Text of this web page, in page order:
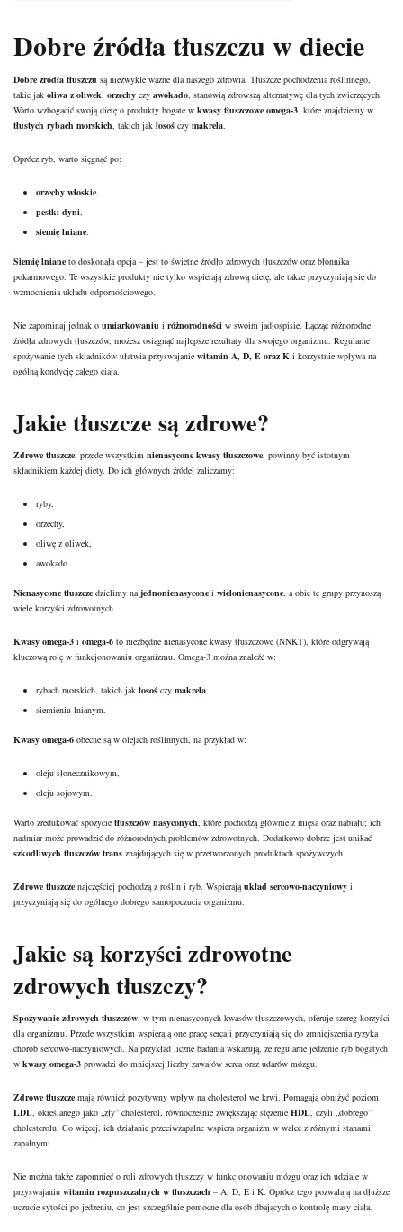
Dobre źródła tłuszczu w diecie
Dobre źródła tłuszczu są niezwykle ważne dla naszego zdrowia. Tłuszcze pochodzenia roślinnego,
takie jak oliwa z oliwek orzechy czy awokado , stanowią zdrowszą alternatywę dla tych zwierzęcych.
Warto wzbogacić swoją dietę o produkty bogate w kwasy tłuszczowe omega-3 , które znajdziemy w
tłustych rybach morskich , takich jak łosoś czy makrela
Oprócz ryb, warto sięgnąć po:
orzechy włoskie
pestki dyni
siemię lniane
Siemię lniane to doskonała opcja – jest to świetne źródło zdrowych tłuszczów oraz błonnika
pokarmowego. Te wszystkie produkty nie tylko wspierają zdrową dietę, ale także przyczyniają się do
wzmocnienia układu odpornościowego.
Nie zapominaj jednak o umiarkowaniu i różnorodności w swoim jadłospisie. Łącząc różnorodne
źródła zdrowych tłuszczów, możesz osiągnąć najlepsze rezultaty dla swojego organizmu. Regularne
spożywanie tych składników ułatwia przyswajanie witamin A, D, E oraz K i korzystnie wpływa na
ogólną kondycję całego ciała.
Jakie tłuszcze są zdrowe?
Zdrowe tłuszcze , przede wszystkim nienasycone kwasy tłuszczowe , powinny być istotnym
składnikiem każdej diety. Do ich głównych źródeł zaliczamy:
ryby,
orzechy,
oliwę z oliwek,
awokado.
Nienasycone tłuszcze dzielimy na jednonienasycone i wielonienasycone , a obie te grupy przynoszą
wiele korzyści zdrowotnych.
Kwasy omega-3 i omega-6 to niezbędne nienasycone kwasy tłuszczowe (NNKT), które odgrywają
kluczową rolę w funkcjonowaniu organizmu. Omega-3 można znaleźć w:
rybach morskich, takich jak łosoś czy makrela
siemieniu lnianym.
Kwasy omega-6 obecne są w olejach roślinnych , na przykład w:
oleju słonecznikowym,
oleju sojowym.
Warto zredukować spożycie tłuszczów nasyconych , które pochodzą głównie z mięsa oraz nabiału; ich
nadmiar może prowadzić do różnorodnych problemów zdrowotnych. Dodatkowo dobrze jest unikać
szkodliwych tłuszczów trans znajdujących się w przetworzonych produktach spożywczych.
Zdrowe tłuszcze najczęściej pochodzą z roślin i ryb. Wspierają układ sercowo-naczyniowy i
przyczyniają się do ogólnego dobrego samopoczucia organizmu.
Jakie są korzyści zdrowotne
zdrowych tłuszczy?
Spożywanie zdrowych tłuszczów , w tym nienasyconych kwasów tłuszczowych, oferuje szereg korzyści
dla organizmu. Przede wszystkim wspierają one pracę serca i przyczyniają się do zmniejszenia ryzyka
chorób sercowo-naczyniowych. Na przykład liczne badania wskazują, że regularne jedzenie ryb bogatych
w kwasy omega-3 prowadzi do mniejszej liczby zawałów serca oraz udarów mózgu.
Zdrowe tłuszcze mają również pozytywny wpływ na cholesterol we krwi. Pomagają obniżyć poziom
LDL , określanego jako „zły” cholesterol, równocześnie zwiększając stężenie HDL , czyli „dobrego”
cholesterolu. Co więcej, ich działanie przeciwzapalne wspiera organizm w walce z różnymi stanami
zapalnymi.
Nie można także zapomnieć o roli zdrowych tłuszczy w funkcjonowaniu mózgu oraz ich udziale w
przyswajaniu witamin rozpuszczalnych w tłuszczach – A, D, E i K. Oprócz tego pozwalają na dłuższe
uczucie sytości po jedzeniu, co jest szczególnie pomocne dla osób dbających o kontrolę masy ciała.